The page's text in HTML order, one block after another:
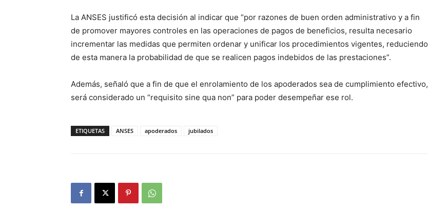
La ANSES justificó esta decisión al indicar que “por razones de buen orden administrativo y a fin
de promover mayores controles en las operaciones de pagos de beneficios, resulta necesario
incrementar las medidas que permiten ordenar y unificar los procedimientos vigentes, reduciendo
de esta manera la probabilidad de que se realicen pagos indebidos de las prestaciones”.
Además, señaló que a fin de que el enrolamiento de los apoderados sea de cumplimiento efectivo,
será considerado un “requisito sine qua non” para poder desempeñar ese rol.
ETIQUETAS ANSES apoderados jubilados